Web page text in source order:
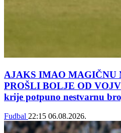
AJAKS IMAO MAGIČNU
PROŠLI BOLJE OD
krije potpuno nestvarnu
Fudbal 22:15 06.08.2026.